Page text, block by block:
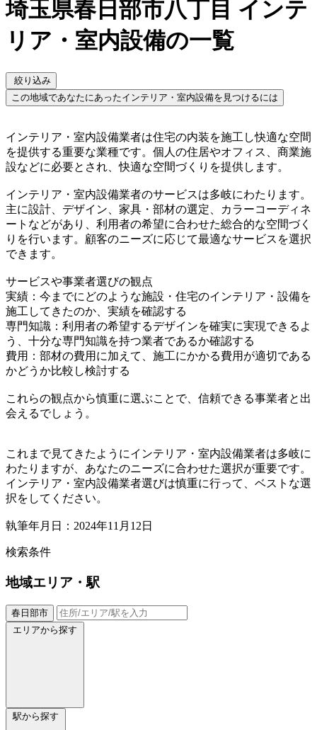
埼玉県春日部市八丁目 インテ
リア・室内設備の一覧
絞り込み
この地域であなたにあったインテリア・室内設備を見つけるには
インテリア・室内設備業者は住宅の内装を施工し快適な空間
を提供する重要な業種です。個人の住居やオフィス、商業施
設などに必要とされ、快適な空間づくりを提供します。
インテリア・室内設備業者のサービスは多岐にわたります。
主に設計、デザイン、家具・部材の選定、カラーコーディネ
ートなどがあり、利用者の希望に合わせた総合的な空間づく
りを行います。顧客のニーズに応じて最適なサービスを選択
できます。
サービスや事業者選びの観点
実績：今までにどのような施設・住宅のインテリア・設備を
施工してきたのか、実績を確認する
専門知識：利用者の希望するデザインを確実に実現できるよ
う、十分な専門知識を持つ業者であるか確認する
費用：部材の費用に加えて、施工にかかる費用が適切である
かどうか比較し検討する
これらの観点から慎重に選ぶことで、信頼できる事業者と出
会えるでしょう。
これまで見てきたようにインテリア・室内設備業者は多岐に
わたりますが、あなたのニーズに合わせた選択が重要です。
インテリア・室内設備業者選びは慎重に行って、ベストな選
択をしてください。
執筆年月日：2024年11月12日
検索条件
地域エリア・駅
春日部市
エリアから探す
駅から探す